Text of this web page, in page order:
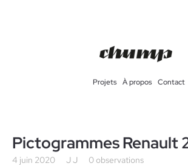
Projets À propos Contact
Pictogrammes Renault
4 juin 2020 J J 0 observations